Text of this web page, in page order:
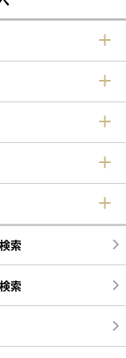
索
索